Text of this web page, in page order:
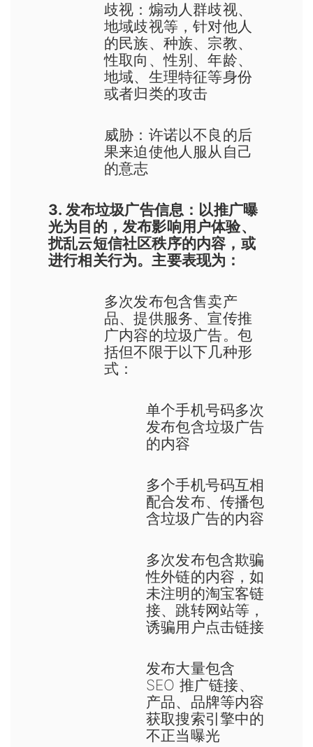
歧视：煽动人群歧视、
地域歧视等，针对他人
的民族、种族、宗教、
性取向、性别、年龄、
地域、生理特征等身份
或者归类的攻击
威胁：许诺以不良的后
果来迫使他人服从自己
的意志
3. 发布垃圾广告信息：以推广曝
光为目的，发布影响用户体验、
扰乱云短信社区秩序的内容，或
进行相关行为。主要表现为：
多次发布包含售卖产
品、提供服务、宣传推
广内容的垃圾广告。包
括但不限于以下几种形
式：
单个手机号码多次
发布包含垃圾广告
的内容
多个手机号码互相
配合发布、传播包
含垃圾广告的内容
多次发布包含欺骗
性外链的内容，如
未注明的淘宝客链
接、跳转网站等，
诱骗用户点击链接
发布大量包含
SEO 推广链接、
产品、品牌等内容
获取搜索引擎中的
不正当曝光